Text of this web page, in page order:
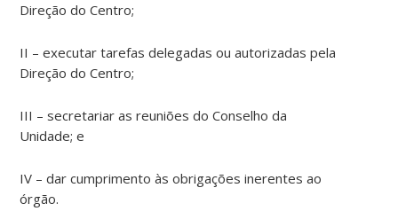
Direção do Centro;
II – executar tarefas delegadas ou autorizadas pela
Direção do Centro;
III – secretariar as reuniões do Conselho da
Unidade; e
IV – dar cumprimento às obrigações inerentes ao
órgão.